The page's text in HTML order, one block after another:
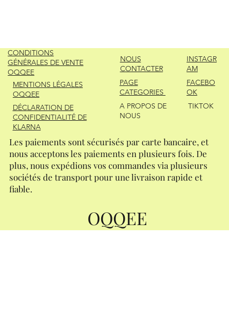
OQQEE
Les paiements sont sécurisés par carte bancaire, et
nous acceptons les paiements en plusieurs fois. De
plus, nous expédions vos commandes via plusieurs
sociétés de transport pour une livraison rapide et
fiable.
INSTAGR
AM
FACEBO
OK
TIKTOK
NOUS
CONTACTER
PAGE
CATEGORIES
A PROPOS DE
NOUS
CONDITIONS
GÉNÉRALES DE VENTE
OQQEE
MENTIONS LÉGALES
OQQEE
DÉCLARATION DE
CONFIDENTIALITÉ DE
KLARNA